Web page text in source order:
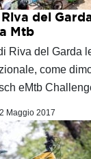
del
Mtb
Riva del Garda
come
eMtb
2 Maggio 2017